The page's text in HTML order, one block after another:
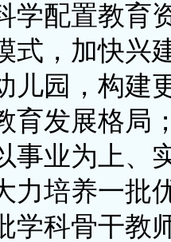
学配置教育
式，加快兴
儿园，构建
育发展格局
事业为上、
力培养一批
学科骨干教